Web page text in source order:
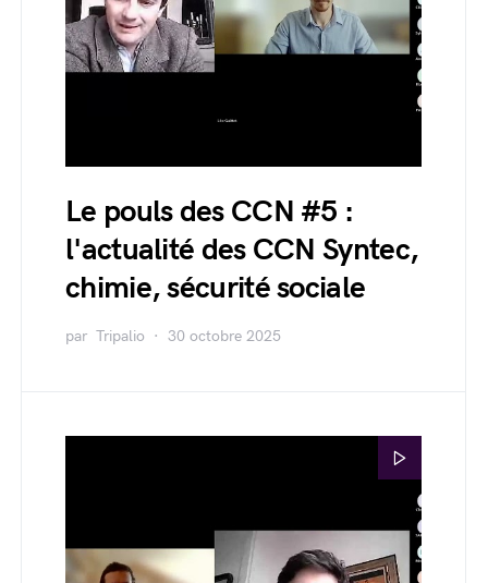
Le pouls des CCN #5 :
l'actualité des CCN Syntec,
chimie, sécurité sociale
par Tripalio 30 octobre 2025